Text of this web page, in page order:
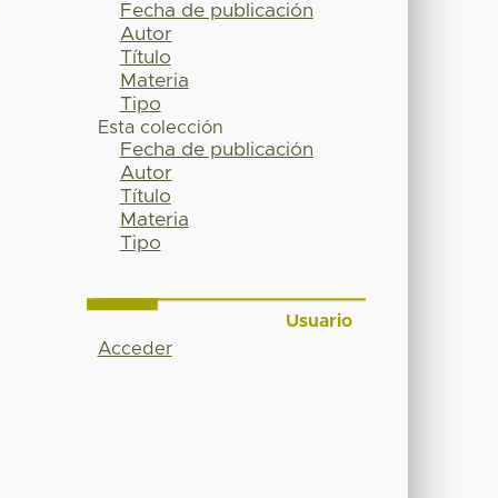
Fecha de publicación
Autor
Título
Materia
Tipo
Esta colección
Fecha de publicación
Autor
Título
Materia
Tipo
Usuario
Acceder